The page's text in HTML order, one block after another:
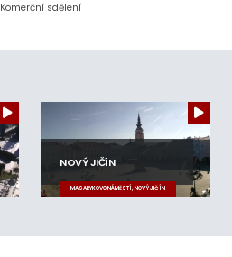
Komerční sdělení
NOVÝ JIČÍN
MASARYKOVO NÁMĚSTÍ, NOVÝ JIČÍN